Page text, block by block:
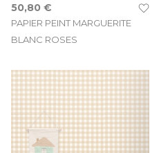
PAPIER PEINT MARGUERITE
BLANC ROSES
50,80 €